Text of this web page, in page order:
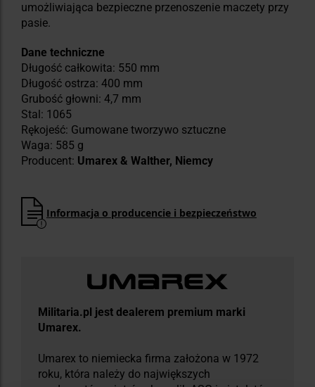
umożliwiająca bezpieczne przenoszenie maczety przy
pasie.
Dane techniczne
Długość całkowita: 550 mm
Długość ostrza: 400 mm
Grubość głowni: 4,7 mm
Stal: 1065
Rękojeść: Gumowane tworzywo sztuczne
Waga: 585 g
Producent: Umarex & Walther, Niemcy
Informacja o producencie i bezpieczeństwo
Militaria.pl jest dealerem premium marki
Umarex.
Umarex to niemiecka firma założona w 1972
roku, która należy do największych